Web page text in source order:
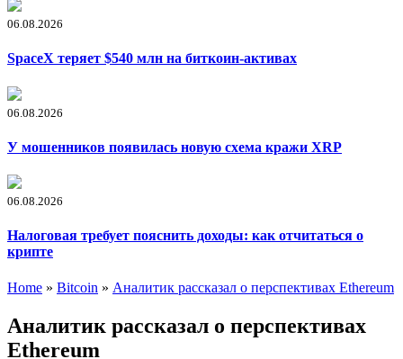
06.08.2026
SpaceX теряет $540 млн на биткоин-активах
06.08.2026
У мошенников появилась новую схема кражи XRP
06.08.2026
Налоговая требует пояснить доходы: как отчитаться о
крипте
Home » Bitcoin » Аналитик рассказал о перспективах Ethereum
Аналитик рассказал о перспективах
Ethereum